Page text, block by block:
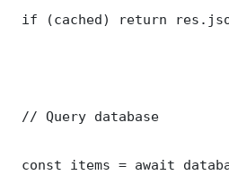
if (cached) return
// Query database
const items = await